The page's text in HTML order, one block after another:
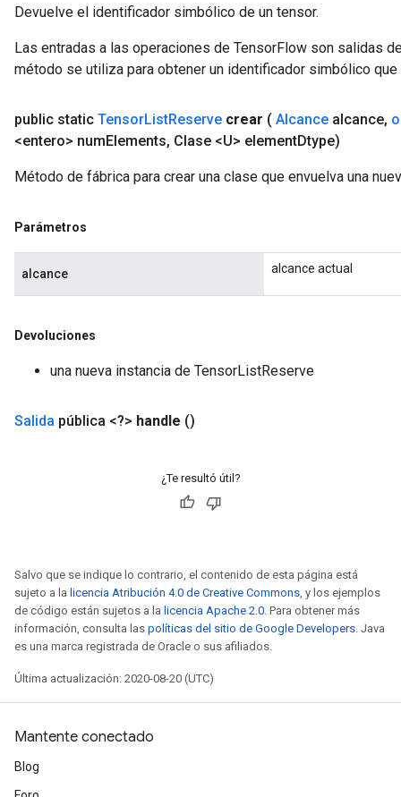
Devuelve el identificador simbólico de un tensor.
Las entradas a las operaciones de TensorFlow son salidas
método se utiliza para obtener un identificador simbólico
public static TensorListReserve crear ( Alcance alcance,
<entero> numElements, Clase <U> elementDtype)
Método de fábrica para crear una clase que envuelva una
Parámetros
alcance alcance actual
Devoluciones
una nueva instancia de TensorListReserve
Salida pública <?> handle ()
¿Te resultó útil?
Salvo que se indique lo contrario, el contenido de esta página está
sujeto a la licencia Atribución 4.0 de Creative Commons, y los ejemplos
de código están sujetos a la licencia Apache 2.0. Para obtener más
información, consulta las políticas del sitio de Google Developers. Java
es una marca registrada de Oracle o sus afiliados.
Última actualización: 2020-08-20 (UTC)
Mantente conectado
Blog